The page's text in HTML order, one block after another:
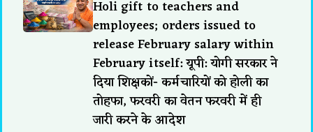
Holi gift to teachers and
employees; orders issued to
release February salary within
February itself: यूपी: योगी सरकार ने
दिया शिक्षकों- कर्मचारियों को होली का
तोहफा, फरवरी का वेतन फरवरी में ही
जारी करने के आदेश